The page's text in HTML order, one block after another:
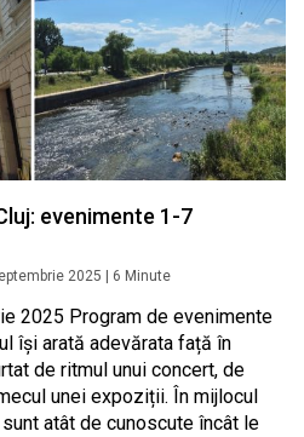
evenimente 1-7
2025 6 Minute
2025 Program de evenimente
își arată adevărata față în
de ritmul unui concert, de
unei expoziții. În mijlocul
atât de cunoscute încât le